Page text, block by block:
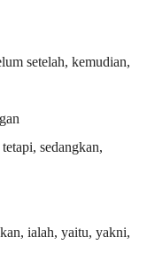
setelah, kemudian,
sedangkan,
ialah, yaitu, yakni,